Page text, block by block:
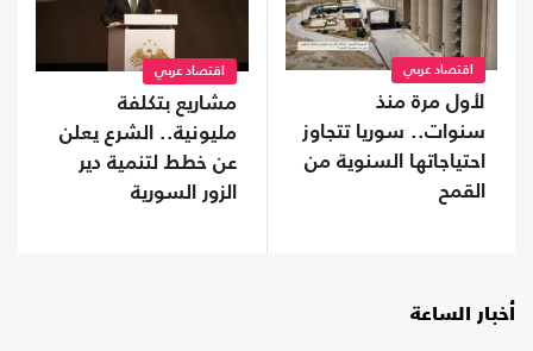
اقتصاد عربي
لأول مرة منذ
سنوات.. سوريا تتجاوز
احتياجاتها السنوية من
القمح
اقتصاد عربي
مشاريع بتكلفة
مليونية.. الشرع يعلن
عن خطط لتنمية دير
الزور السورية
أخبار الساعة